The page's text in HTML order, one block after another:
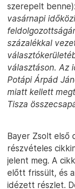
szerepelt benne):
vasárnapi
százalékkal
választáson. Az
Potápi Árpád
miatt kellett
Tisza
Bayer Zsolt első
részvételes
jelent meg. A
előtt frissült, és
idézett részlet.